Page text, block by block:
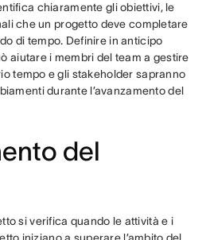
chiaramente gli obiettivi, le
che un progetto deve completare
di tempo. Definire in anticipo
aiutare i membri del team a gestire
tempo e gli stakeholder sapranno
durante l’avanzamento del
del
si verifica quando le attività e i